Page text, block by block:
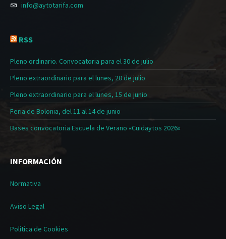
info@aytotarifa.com
RSS
Pleno ordinario. Convocatoria para el 30 de julio
Pleno extraordinario para el lunes, 20 de julio
Pleno extraordinario para el lunes, 15 de junio
Feria de Bolonia, del 11 al 14 de junio
Bases convocatoria Escuela de Verano «Cuidaytos 2026»
INFORMACIÓN
Normativa
Aviso Legal
Política de Cookies